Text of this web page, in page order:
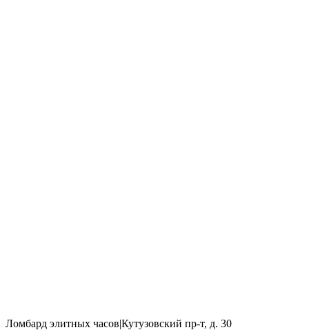
Ломбард элитных часов|Кутузовский пр-т, д. 30